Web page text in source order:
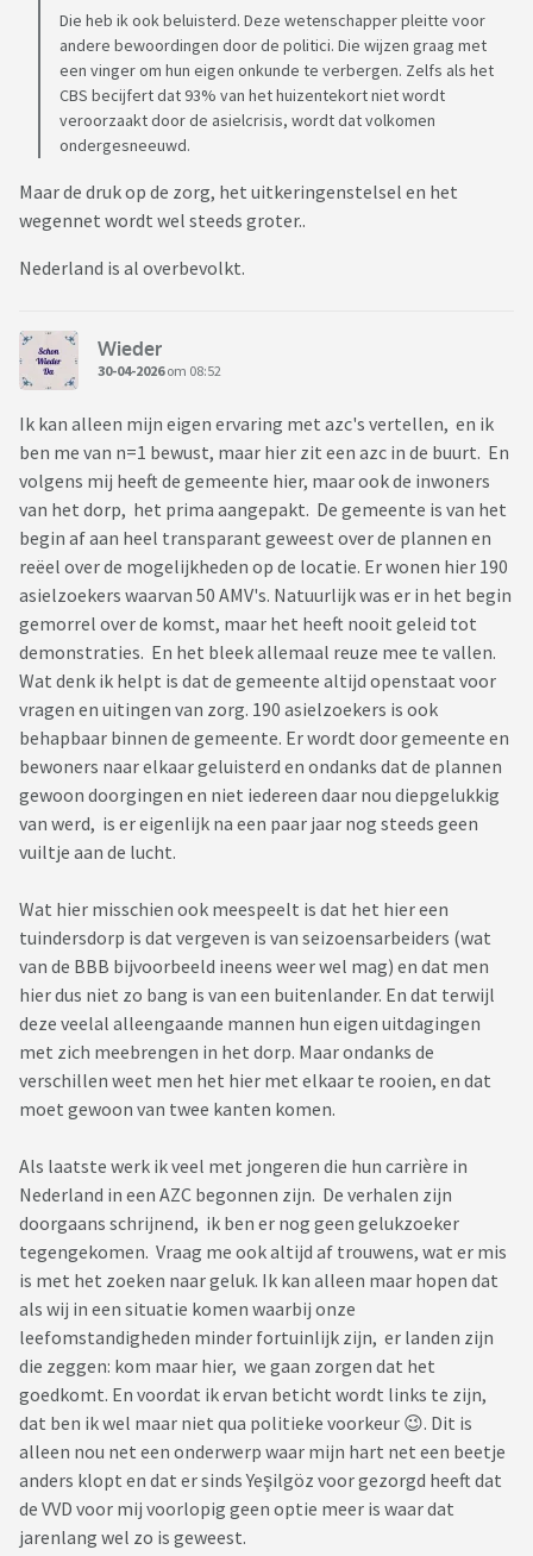
Die heb ik ook beluisterd. Deze wetenschapper pleitte voor
andere bewoordingen door de politici. Die wijzen graag met
een vinger om hun eigen onkunde te verbergen. Zelfs als het
CBS becijfert dat 93% van het huizentekort niet wordt
veroorzaakt door de asielcrisis, wordt dat volkomen
ondergesneeuwd.
Maar de druk op de zorg, het uitkeringenstelsel en het
wegennet wordt wel steeds groter..
Nederland is al overbevolkt.
Wieder
30-04-2026om 08:52
Ik kan alleen mijn eigen ervaring met azc's vertellen, en ik
ben me van n=1 bewust, maar hier zit een azc in de buurt. En
volgens mij heeft de gemeente hier, maar ook de inwoners
van het dorp, het prima aangepakt. De gemeente is van het
begin af aan heel transparant geweest over de plannen en
reëel over de mogelijkheden op de locatie. Er wonen hier 190
asielzoekers waarvan 50 AMV's. Natuurlijk was er in het begin
gemorrel over de komst, maar het heeft nooit geleid tot
demonstraties. En het bleek allemaal reuze mee te vallen.
Wat denk ik helpt is dat de gemeente altijd openstaat voor
vragen en uitingen van zorg. 190 asielzoekers is ook
behapbaar binnen de gemeente. Er wordt door gemeente en
bewoners naar elkaar geluisterd en ondanks dat de plannen
gewoon doorgingen en niet iedereen daar nou diepgelukkig
van werd, is er eigenlijk na een paar jaar nog steeds geen
vuiltje aan de lucht.
Wat hier misschien ook meespeelt is dat het hier een
tuindersdorp is dat vergeven is van seizoensarbeiders (wat
van de BBB bijvoorbeeld ineens weer wel mag) en dat men
hier dus niet zo bang is van een buitenlander. En dat terwijl
deze veelal alleengaande mannen hun eigen uitdagingen
met zich meebrengen in het dorp. Maar ondanks de
verschillen weet men het hier met elkaar te rooien, en dat
moet gewoon van twee kanten komen.
Als laatste werk ik veel met jongeren die hun carrière in
Nederland in een AZC begonnen zijn. De verhalen zijn
doorgaans schrijnend, ik ben er nog geen gelukzoeker
tegengekomen. Vraag me ook altijd af trouwens, wat er mis
is met het zoeken naar geluk. Ik kan alleen maar hopen dat
als wij in een situatie komen waarbij onze
leefomstandigheden minder fortuinlijk zijn, er landen zijn
die zeggen: kom maar hier, we gaan zorgen dat het
goedkomt. En voordat ik ervan beticht wordt links te zijn,
dat ben ik wel maar niet qua politieke voorkeur 😉. Dit is
alleen nou net een onderwerp waar mijn hart net een beetje
anders klopt en dat er sinds Yeşilgöz voor gezorgd heeft dat
de VVD voor mij voorlopig geen optie meer is waar dat
jarenlang wel zo is geweest.